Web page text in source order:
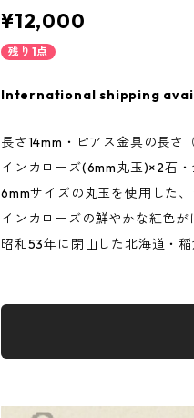
¥12,000
残り1点
International shipping
長さ14mm・ピアス金具の長さ
インカローズ(6mm丸玉)×2石
6mmサイズの丸玉を使用した
インカローズの鮮やかな紅色が
昭和53年に閉山した北海道・